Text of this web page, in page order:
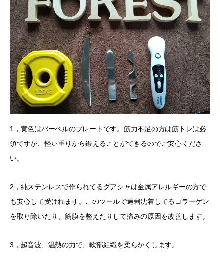
1，黄色はバーベルのプレートです。筋力不足の方は筋トレは必
須ですが、軽い重りから鍛えることができるのでご安心くださ
い。
2，純ステンレスで作られてるグアシャは金属アレルギーの方で
も安心して受けれます。このツールで過剰沈着してるコラーゲン
を取り除いたり、筋膜を整えたりして痛みの原因を改善します。
3，超音波、温熱の力で、軟部組織を柔らかくします。